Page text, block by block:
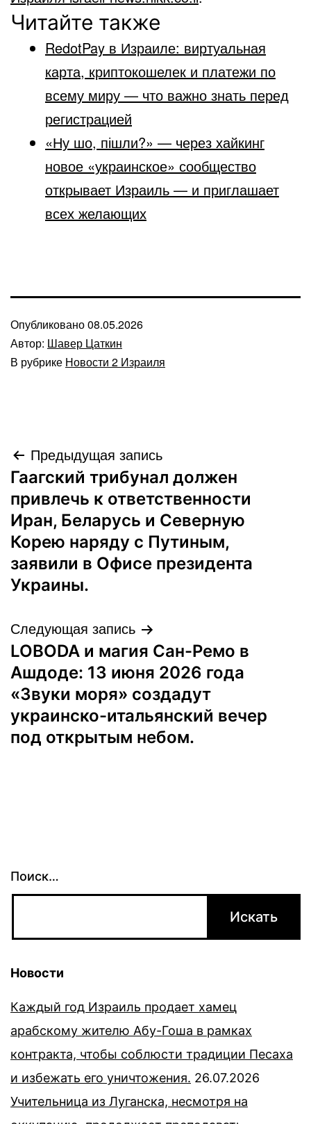
Читайте также
RedotPay в Израиле: виртуальная
карта, криптокошелек и платежи по
всему миру — что важно знать перед
регистрацией
«Ну шо, пішли?» — через хайкинг
новое «украинское» сообщество
открывает Израиль — и приглашает
всех желающих
Опубликовано08.05.2026
Автор: Шавер Цаткин
В рубрике Новости 2 Израиля
Навигация
по
записям
Предыдущая запись
Гаагский трибунал должен
привлечь к ответственности
Иран, Беларусь и Северную
Корею наряду с Путиным,
заявили в Офисе президента
Украины.
Следующая запись
LOBODA и магия Сан-Ремо в
Ашдоде: 13 июня 2026 года
«Звуки моря» создадут
украинско-итальянский вечер
под открытым небом.
Поиск…
Новости
Каждый год Израиль продает хамец
арабскому жителю Абу-Гоша в рамках
контракта, чтобы соблюсти традиции Песаха
и избежать его уничтожения. 26.07.2026
Учительница из Луганска, несмотря на